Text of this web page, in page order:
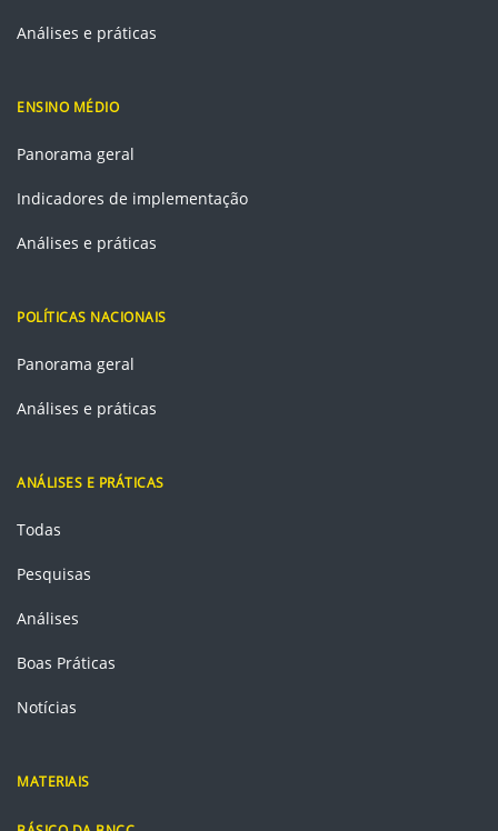
Análises e práticas
ENSINO MÉDIO
Panorama geral
Indicadores de implementação
Análises e práticas
POLÍTICAS NACIONAIS
Panorama geral
Análises e práticas
ANÁLISES E PRÁTICAS
Todas
Pesquisas
Análises
Boas Práticas
Notícias
MATERIAIS